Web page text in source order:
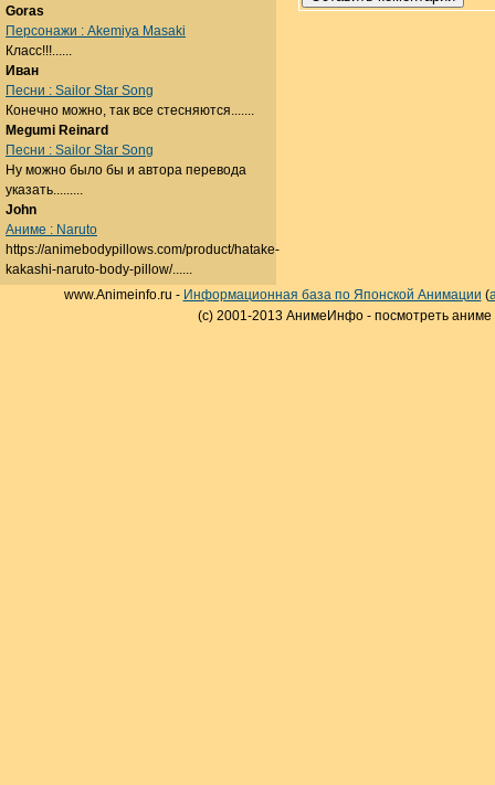
Goras
Персонажи : Akemiya Masaki
Класс!!!......
Иван
Песни : Sailor Star Song
Конечно можно, так все стесняются.......
Megumi Reinard
Песни : Sailor Star Song
Ну можно было бы и автора перевода
указать.........
John
Аниме : Naruto
https://animebodypillows.com/product/hatake-
kakashi-naruto-body-pillow/......
www.Animeinfo.ru - Информационная база по Японской Анимации (
(c) 2001-2013 АнимеИнфо - посмотреть аниме